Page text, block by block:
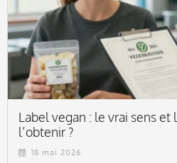
Label vegan : le vrai sens et
l’obtenir ?
18 mai 2026